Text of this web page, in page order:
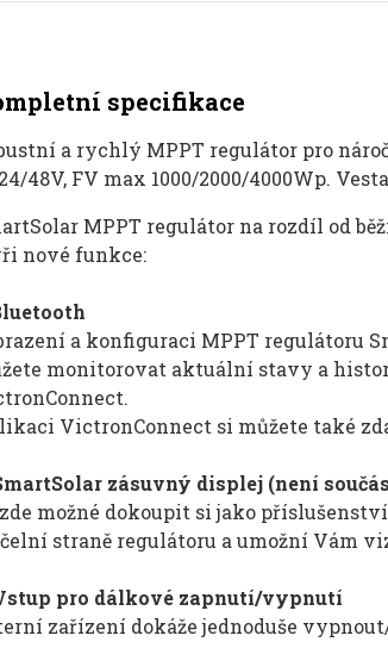
specifikace
a rychlý MPPT regulátor pro
48V, FV max 1000/2000/4000Wp.
MPPT regulátor na rozdíl od
nové funkce:
a konfiguraci MPPT regulátoru
monitorovat aktuální stavy a
VictronConnect si můžete také
zásuvný displej (není
možné dokoupit si jako
straně regulátoru a umožní Vám
pro dálkové zapnutí/vypnutí
zařízení dokáže jednoduše